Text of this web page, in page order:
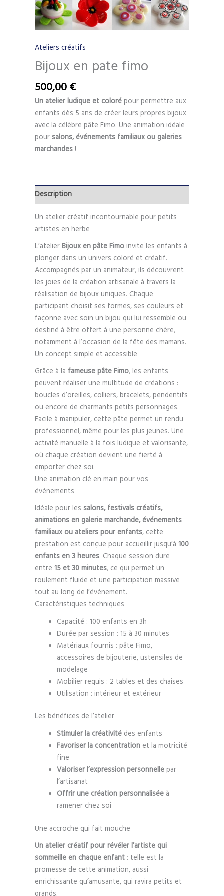
Ateliers créatifs
Bijoux en pate fimo
500,00 €
Un atelier ludique et coloré pour permettre aux
enfants dès 5 ans de créer leurs propres bijoux
avec la célèbre pâte Fimo. Une animation idéale
pour salons, événements familiaux ou galeries
marchandes !
Description
Un atelier créatif incontournable pour petits
artistes en herbe
L’atelier Bijoux en pâte Fimo invite les enfants à
plonger dans un univers coloré et créatif.
Accompagnés par un animateur, ils découvrent
les joies de la création artisanale à travers la
réalisation de bijoux uniques. Chaque
participant choisit ses formes, ses couleurs et
façonne avec soin un bijou qui lui ressemble ou
destiné à être offert à une personne chère,
notamment à l’occasion de la fête des mamans.
Un concept simple et accessible
Grâce à la fameuse pâte Fimo, les enfants
peuvent réaliser une multitude de créations :
boucles d’oreilles, colliers, bracelets, pendentifs
ou encore de charmants petits personnages.
Facile à manipuler, cette pâte permet un rendu
professionnel, même pour les plus jeunes. Une
activité manuelle à la fois ludique et valorisante,
où chaque création devient une fierté à
emporter chez soi.
Une animation clé en main pour vos
événements
Idéale pour les salons, festivals créatifs,
animations en galerie marchande, événements
familiaux ou ateliers pour enfants, cette
prestation est conçue pour accueillir jusqu’à 100
enfants en 3 heures. Chaque session dure
entre 15 et 30 minutes, ce qui permet un
roulement fluide et une participation massive
tout au long de l’événement.
Caractéristiques techniques
Capacité : 100 enfants en 3h
Durée par session : 15 à 30 minutes
Matériaux fournis : pâte Fimo,
accessoires de bijouterie, ustensiles de
modelage
Mobilier requis : 2 tables et des chaises
Utilisation : intérieur et extérieur
Les bénéfices de l’atelier
Stimuler la créativitédes enfants
Favoriser la concentrationet la motricité
fine
Valoriser l’expression personnellepar
l’artisanat
Offrir une création personnaliséeà
ramener chez soi
Une accroche qui fait mouche
Un atelier créatif pour révéler l’artiste qui
sommeille en chaque enfant : telle est la
promesse de cette animation, aussi
enrichissante qu’amusante, qui ravira petits et
grands.